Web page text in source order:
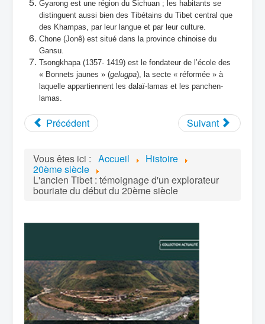
Gyarong est une région du Sichuan ; les habitants se
distinguent aussi bien des Tibétains du Tibet central que
des Khampas, par leur langue et par leur culture.
Chone (Jonê) est situé dans la province chinoise du
Gansu.
Tsongkhapa (1357- 1419) est le fondateur de l’école des
« Bonnets jaunes » (gelugpa), la secte « réformée » à
laquelle appartiennent les dalaï-lamas et les panchen-
lamas.
Précédent Suivant
Vous êtes ici : Accueil Histoire
20ème siècle
L'ancien Tibet : témoignage d'un explorateur
bouriate du début du 20ème siècle